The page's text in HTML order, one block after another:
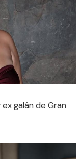
galán de Gran